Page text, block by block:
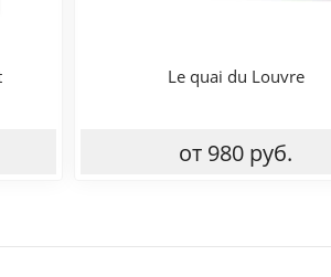
Le quai du Louvre
от 980 руб.